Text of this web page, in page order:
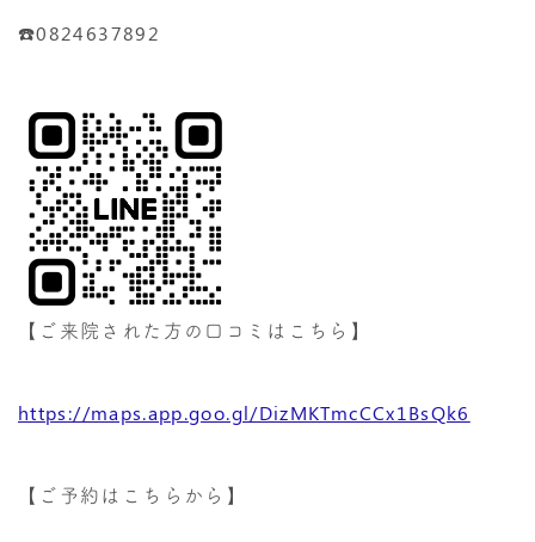
☎️0824637892
【ご来院された方の口コミはこちら】
https://maps.app.goo.gl/DizMKTmcCCx1BsQk6
【ご予約はこちらから】